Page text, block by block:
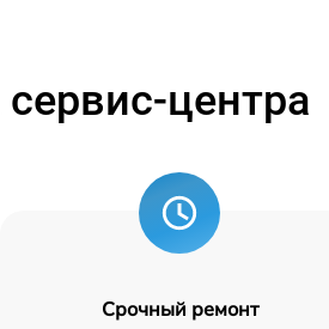
центра
Срочный ремонт